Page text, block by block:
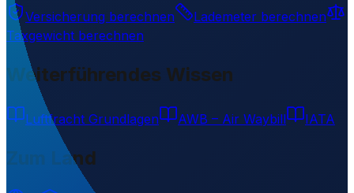
Versicherung berechnen
Lademeter berechnen
Taxgewicht berechnen
Weiterführendes Wissen
Luftfracht Grundlagen AWB – Air Waybill IATA
Zum Land